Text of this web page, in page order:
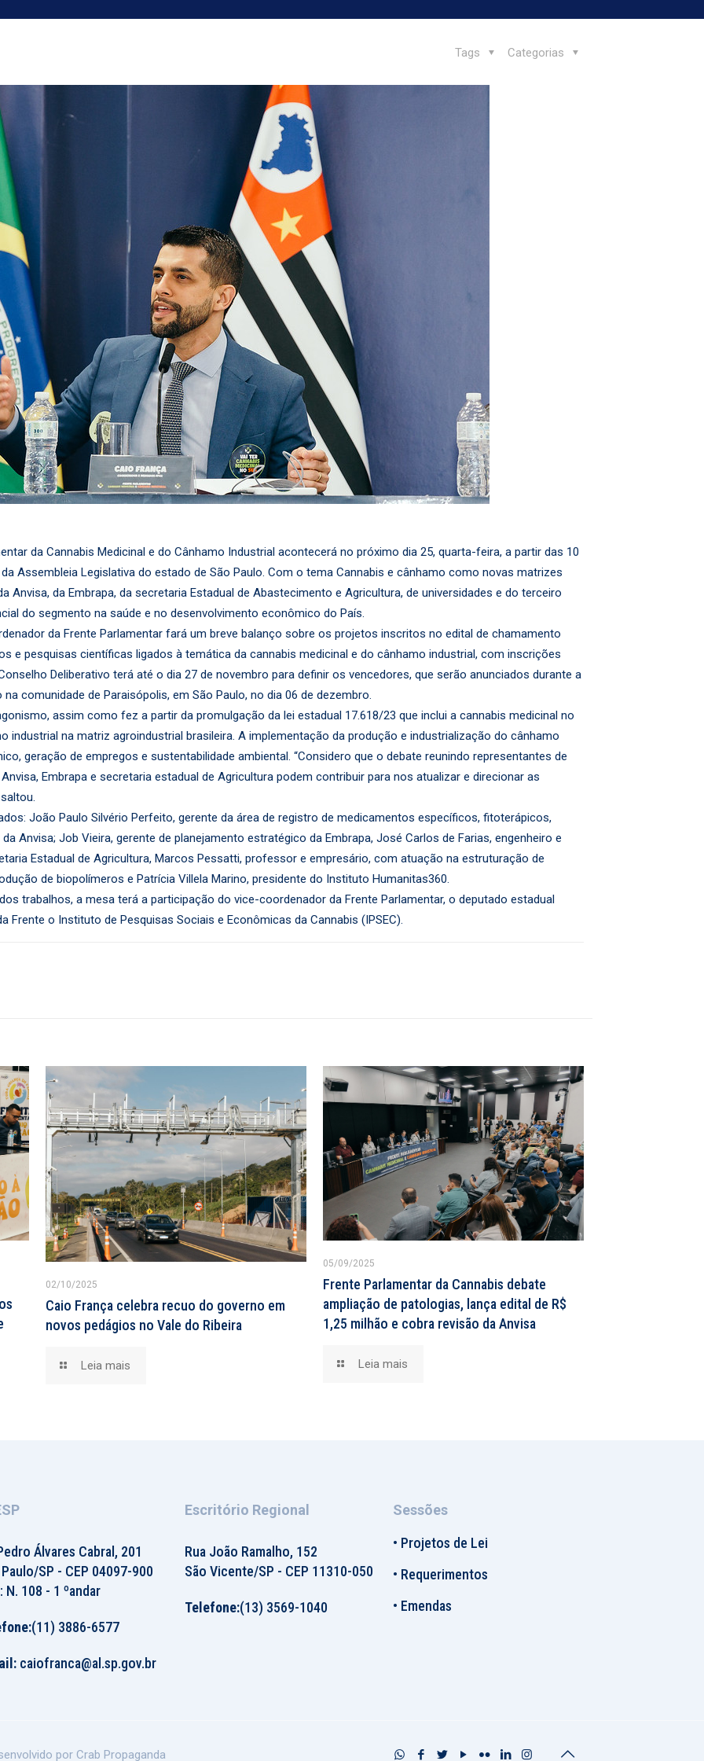
Categorias
Tags
da Cannabis Medicinal e do Cânhamo Industrial acontecerá no próximo dia 25, quarta-feira, a partir das 10
Assembleia Legislativa do estado de São Paulo. Com o tema Cannabis e cânhamo como novas matrizes
Anvisa, da Embrapa, da secretaria Estadual de Abastecimento e Agricultura, de universidades e do terceiro
do segmento na saúde e no desenvolvimento econômico do País.
da Frente Parlamentar fará um breve balanço sobre os projetos inscritos no edital de chamamento
e pesquisas científicas ligados à temática da cannabis medicinal e do cânhamo industrial, com inscrições
Deliberativo terá até o dia 27 de novembro para definir os vencedores, que serão anunciados durante a
comunidade de Paraisópolis, em São Paulo, no dia 06 de dezembro.
assim como fez a partir da promulgação da lei estadual 17.618/23 que inclui a cannabis medicinal no
industrial na matriz agroindustrial brasileira. A implementação da produção e industrialização do cânhamo
geração de empregos e sustentabilidade ambiental. “Considero que o debate reunindo representantes de
Embrapa e secretaria estadual de Agricultura podem contribuir para nos atualizar e direcionar as
João Paulo Silvério Perfeito, gerente da área de registro de medicamentos específicos, fitoterápicos,
Anvisa; Job Vieira, gerente de planejamento estratégico da Embrapa, José Carlos de Farias, engenheiro e
Estadual de Agricultura, Marcos Pessatti, professor e empresário, com atuação na estruturação de
de biopolímeros e Patrícia Villela Marino, presidente do Instituto Humanitas360.
trabalhos, a mesa terá a participação do vice-coordenador da Frente Parlamentar, o deputado estadual
Frente o Instituto de Pesquisas Sociais e Econômicas da Cannabis (IPSEC).
02/10/2025
Caio França celebra recuo do governo em
novos pedágios no Vale do Ribeira
Leia mais
05/09/2025
Frente Parlamentar da Cannabis debate
ampliação de patologias, lança edital de R$
1,25 milhão e cobra revisão da Anvisa
Leia mais
Álvares Cabral, 201
SP - CEP 04097-900
N. 108 - 1 ºandar
(11) 3886-6577
caiofranca@al.sp.gov.br
Escritório Regional
Rua João Ramalho, 152
São Vicente/SP - CEP 11310-050
Telefone:(13) 3569-1040
Sessões
• Projetos de Lei
• Requerimentos
• Emendas
por Crab Propaganda